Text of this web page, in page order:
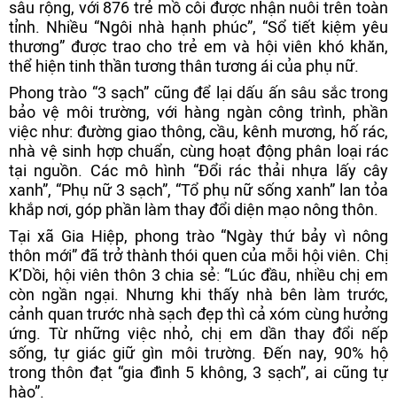
sâu rộng, với 876 trẻ mồ côi được nhận nuôi trên toàn
tỉnh. Nhiều “Ngôi nhà hạnh phúc”, “Sổ tiết kiệm yêu
thương” được trao cho trẻ em và hội viên khó khăn,
thể hiện tinh thần tương thân tương ái của phụ nữ.
Phong trào “3 sạch” cũng để lại dấu ấn sâu sắc trong
bảo vệ môi trường, với hàng ngàn công trình, phần
việc như: đường giao thông, cầu, kênh mương, hố rác,
nhà vệ sinh hợp chuẩn, cùng hoạt động phân loại rác
tại nguồn. Các mô hình “Đổi rác thải nhựa lấy cây
xanh”, “Phụ nữ 3 sạch”, “Tổ phụ nữ sống xanh” lan tỏa
khắp nơi, góp phần làm thay đổi diện mạo nông thôn.
Tại xã Gia Hiệp, phong trào “Ngày thứ bảy vì nông
thôn mới” đã trở thành thói quen của mỗi hội viên. Chị
K’Dồi, hội viên thôn 3 chia sẻ: “Lúc đầu, nhiều chị em
còn ngần ngại. Nhưng khi thấy nhà bên làm trước,
cảnh quan trước nhà sạch đẹp thì cả xóm cùng hưởng
ứng. Từ những việc nhỏ, chị em dần thay đổi nếp
sống, tự giác giữ gìn môi trường. Đến nay, 90% hộ
trong thôn đạt “gia đình 5 không, 3 sạch”, ai cũng tự
hào”.